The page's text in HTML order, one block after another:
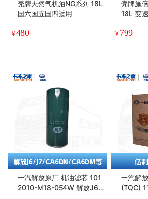
壳牌天然气机油NG系列 18L
国六国五国四适用
¥480
壳牌施
18L 变
¥ 799
一汽解放原厂 机油滤芯 101
2010-M18-054W 解放J6/
一汽解
(TQC)